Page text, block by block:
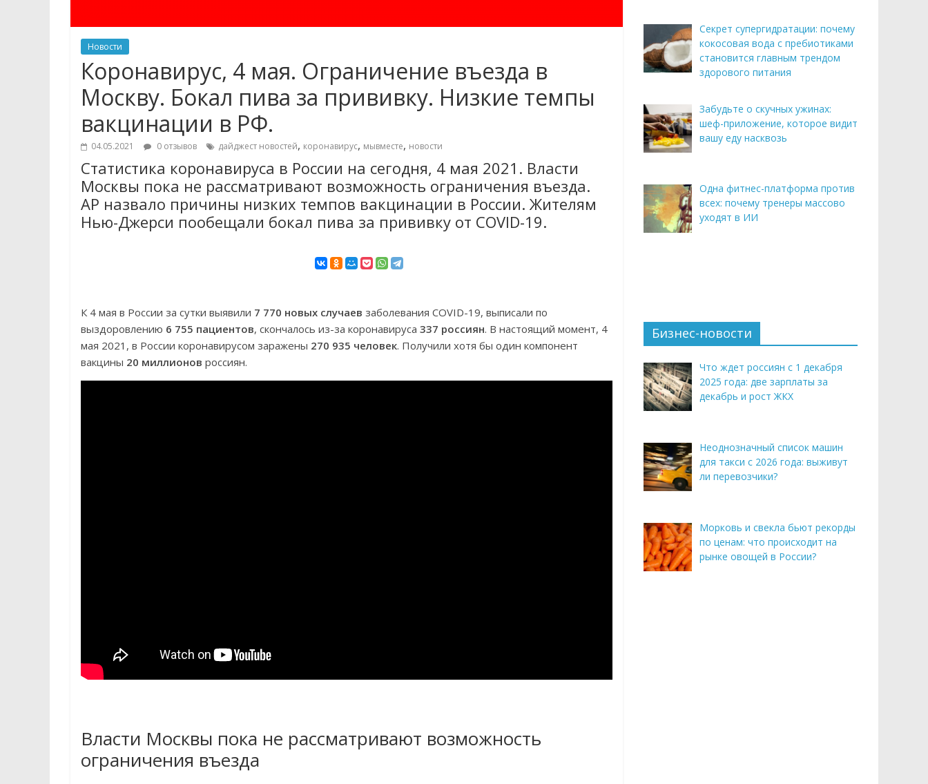
Новости
Коронавирус, 4 мая. Ограничение въезда в
Москву. Бокал пива за прививку. Низкие темпы
вакцинации в РФ.
04.05.2021 0 отзывов дайджест новостей, коронавирус, мывместе, новости
Статистика коронавируса в России на сегодня, 4 мая 2021. Власти
Москвы пока не рассматривают возможность ограничения въезда.
AP назвало причины низких темпов вакцинации в России. Жителям
Нью-Джерси пообещали бокал пива за прививку от COVID-19.
К 4 мая в России за сутки выявили 7 770 новых случаев заболевания COVID-19, выписали по
выздоровлению 6 755 пациентов, скончалось из-за коронавируса 337 россиян. В настоящий момент, 4
мая 2021, в России коронавирусом заражены 270 935 человек. Получили хотя бы один компонент
вакцины 20 миллионов россиян.
Власти Москвы пока не рассматривают возможность
ограничения въезда
Секрет супергидратации: почему
кокосовая вода с пребиотиками
становится главным трендом
здорового питания
Забудьте о скучных ужинах:
шеф-приложение, которое видит
вашу еду насквозь
Одна фитнес-платформа против
всех: почему тренеры массово
уходят в ИИ
Бизнес-новости
Что ждет россиян с 1 декабря
2025 года: две зарплаты за
декабрь и рост ЖКХ
Неоднозначный список машин
для такси с 2026 года: выживут
ли перевозчики?
Морковь и свекла бьют рекорды
по ценам: что происходит на
рынке овощей в России?